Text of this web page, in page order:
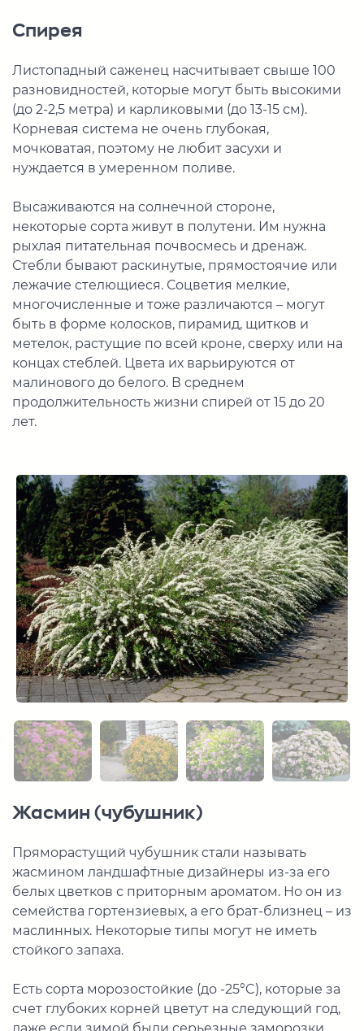
Спирея
Листопадный саженец насчитывает свыше 100
разновидностей, которые могут быть высокими
(до 2-2,5 метра) и карликовыми (до 13-15 см).
Корневая система не очень глубокая,
мочковатая, поэтому не любит засухи и
нуждается в умеренном поливе.
Высаживаются на солнечной стороне,
некоторые сорта живут в полутени. Им нужна
рыхлая питательная почвосмесь и дренаж.
Стебли бывают раскинутые, прямостоячие или
лежачие стелющиеся. Соцветия мелкие,
многочисленные и тоже различаются – могут
быть в форме колосков, пирамид, щитков и
метелок, растущие по всей кроне, сверху или на
концах стеблей. Цвета их варьируются от
малинового до белого. В среднем
продолжительность жизни спирей от 15 до 20
лет.
Жасмин (чубушник)
Пряморастущий чубушник стали называть
жасмином ландшафтные дизайнеры из-за его
белых цветков с приторным ароматом. Но он из
семейства гортензиевых, а его брат-близнец – из
маслинных. Некоторые типы могут не иметь
стойкого запаха.
Есть сорта морозостойкие (до -25°C), которые за
счет глубоких корней цветут на следующий год,
даже если зимой были серьезные заморозки.